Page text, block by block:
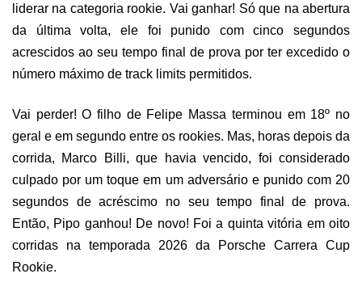
liderar na categoria rookie. Vai ganhar! Só que na abertura
da última volta, ele foi punido com cinco segundos
acrescidos ao seu tempo final de prova por ter excedido o
número máximo de track limits permitidos.
Vai perder! O filho de Felipe Massa terminou em 18º no
geral e em segundo entre os rookies. Mas, horas depois da
corrida, Marco Billi, que havia vencido, foi considerado
culpado por um toque em um adversário e punido com 20
segundos de acréscimo no seu tempo final de prova.
Então, Pipo ganhou! De novo! Foi a quinta vitória em oito
corridas na temporada 2026 da Porsche Carrera Cup
Rookie.